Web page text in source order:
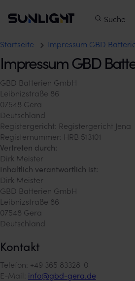
Sunlight Group
Hauptmenü
Produkte
Suche
Startseite Impressum GBD
Impressum GBD
Impressum GBD
GBD Batterien GmbH
Leibnizstraße 86
07548 Gera
Deutschland
Registergericht: Registergericht Jena
Registernummer: HRB 513101
Vertreten durch:
Dirk Meister
Inhaltlich verantwortlich ist:
Dirk Meister
GBD Batterien GmbH
Leibnizstraße 86
07548 Gera
Deutschland
Kontakt​
Telefon: +49 365 83328-0
E-Mail: info@gbd-gera.de